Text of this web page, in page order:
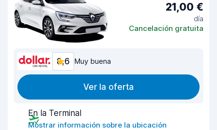
21,00 €
día
Cancelación gratuita
8,6 Muy buena
Ver la oferta
En la Terminal
Mostrar información sobre la ubicación